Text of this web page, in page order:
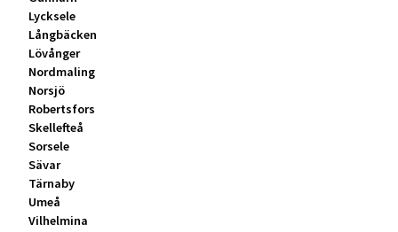
Lycksele
Långbäcken
Lövånger
Nordmaling
Norsjö
Robertsfors
Skellefteå
Sorsele
Sävar
Tärnaby
Umeå
Vilhelmina